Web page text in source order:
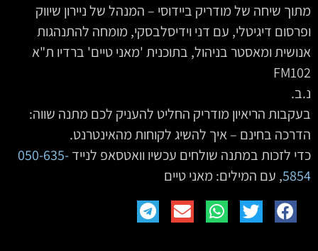
מתוך שיחה של מודריק ביידוסי – המנהל של ניירון שיווק
ופרסום דיגיטלי, עם דני וידיסלבסקי, מומחה להתנהגות
אנושית ומאסטר בניהול, בתוכנית 'מאני טיים' ברדיו ת"א
FM102
נ.ב.
בעקבות הריאיון מודריק החליט להעניק לכם מתנה שווה:
הדרכה בחינם – איך להשיג לקוחות מהאינטרנט.
כדי לזכות במתנה שולחים עכשיו וואטסאפ לנייד050-635-
5854‏‏, עם המילים: מאני טיים